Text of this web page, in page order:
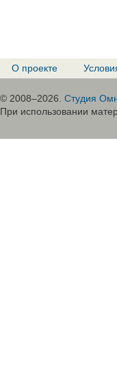
О проекте
© 2008–2026. Студия
При использовании